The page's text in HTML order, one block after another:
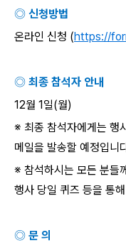
◎ 신청방법
온라인 신청 (https://
◎ 최종 참석자 안내
12월 1일(월)
※ 최종 참석자에게는 행
메일을 발송할 예정입니
※ 참석하시는 모든 분들
행사 당일 퀴즈 등을 통
◎ 문 의